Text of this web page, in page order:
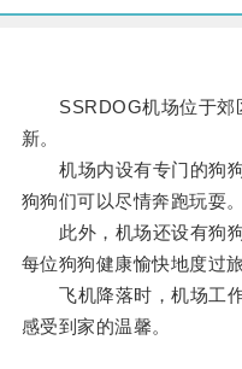
SSRDOG机场位于郊
新。
机场内设有专门的狗狗
狗狗们可以尽情奔跑玩耍。
此外，机场还设有狗狗
每位狗狗健康愉快地度过旅
飞机降落时，机场工作
感受到家的温馨。